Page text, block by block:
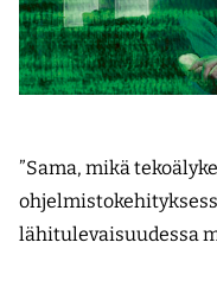
”Sama, mikä
lähitulevaisuudessa